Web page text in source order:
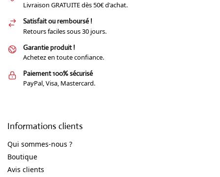
Livraison GRATUITE dès 50€ d'achat.
Satisfait ou remboursé !
Retours faciles sous 30 jours.
Garantie produit !
Achetez en toute confiance.
Paiement 100% sécurisé
PayPal, Visa, Mastercard.
Informations clients
Qui sommes-nous ?
Boutique
Avis clients